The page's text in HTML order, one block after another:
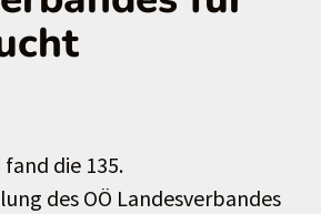
fand die 135.
des OÖ Landesverbandes